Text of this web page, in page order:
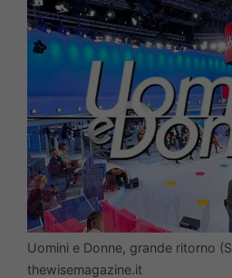
Uomini e Donne, grande ritorno
thewisemagazine.it